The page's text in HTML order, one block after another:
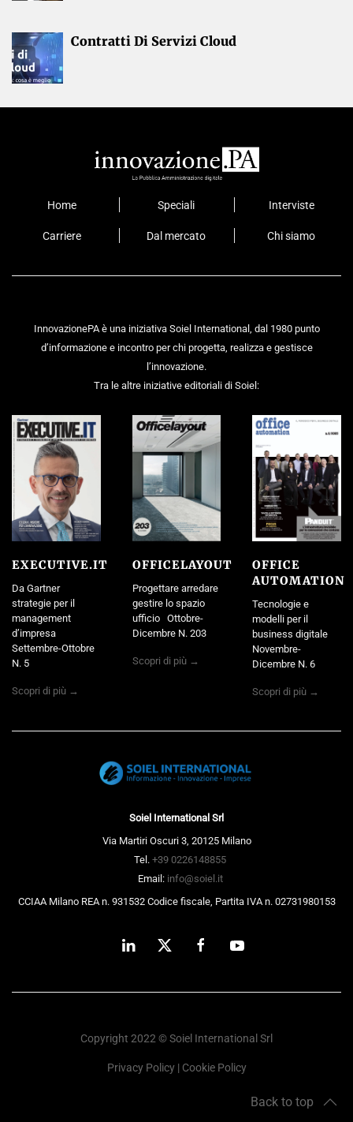
Contratti Di Servizi Cloud
Home Speciali Interviste
Carriere Dal mercato Chi siamo
InnovazionePA è una iniziativa Soiel International, dal 1980 punto
d’informazione e incontro per chi progetta, realizza e gestisce
l’innovazione.
Tra le altre iniziative editoriali di Soiel:
EXECUTIVE.IT
Da Gartner
strategie per il
management
d’impresa
Settembre-Ottobre
N. 5
Scopri di più →
OFFICELAYOUT
Progettare arredare
gestire lo spazio
ufficio Ottobre-
Dicembre N. 203
Scopri di più →
OFFICE
AUTOMATION
Tecnologie e
modelli per il
business digitale
Novembre-
Dicembre N. 6
Scopri di più →
Soiel International Srl
Via Martiri Oscuri 3, 20125 Milano
Tel. +39 0226148855
Email: info@soiel.it
CCIAA Milano REA n. 931532 Codice fiscale, Partita IVA n. 02731980153
Copyright 2022 © Soiel International Srl
Privacy Policy| Cookie Policy
Back to top